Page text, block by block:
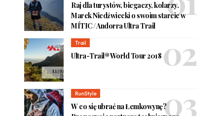
Raj dla turystów, biegaczy, kolarzy.
Marek Niedźwiecki o swoim starcie w
MÍTIC / Andorra Ultra Trail
Trail
Ultra-Trail® World Tour 2018
RunStyle
W co się ubrać na Łemkowynę?